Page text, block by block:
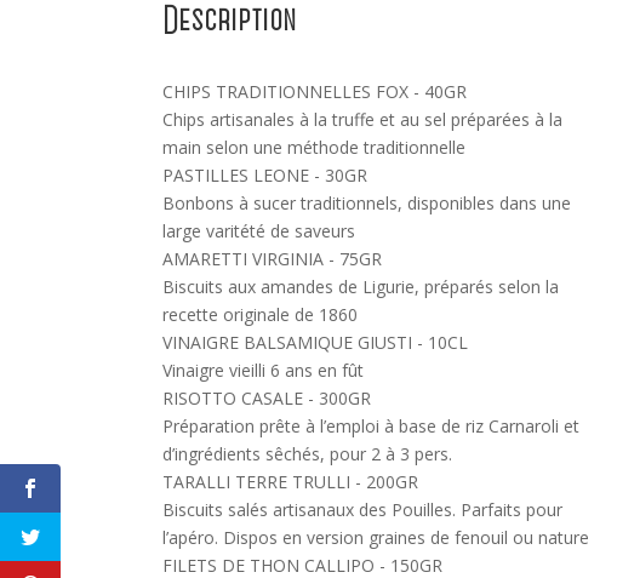
Description
CHIPS TRADITIONNELLES FOX - 40GR
Chips artisanales à la truffe et au sel préparées à la
main selon une méthode traditionnelle
PASTILLES LEONE - 30GR
Bonbons à sucer traditionnels, disponibles dans une
large varitété de saveurs
AMARETTI VIRGINIA - 75GR
Biscuits aux amandes de Ligurie, préparés selon la
recette originale de 1860
VINAIGRE BALSAMIQUE GIUSTI - 10CL
Vinaigre vieilli 6 ans en fût
RISOTTO CASALE - 300GR
Préparation prête à l’emploi à base de riz Carnaroli et
d’ingrédients sêchés, pour 2 à 3 pers.
TARALLI TERRE TRULLI - 200GR
Biscuits salés artisanaux des Pouilles. Parfaits pour
l’apéro. Dispos en version graines de fenouil ou nature
FILETS DE THON CALLIPO - 150GR